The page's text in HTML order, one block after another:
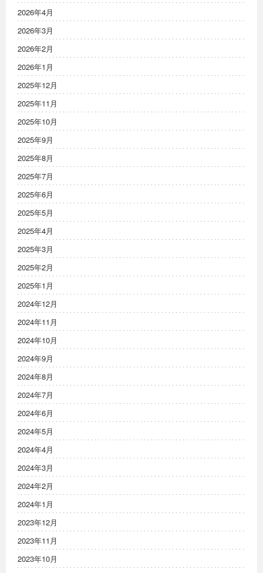
2026年4月
2026年3月
2026年2月
2026年1月
2025年12月
2025年11月
2025年10月
2025年9月
2025年8月
2025年7月
2025年6月
2025年5月
2025年4月
2025年3月
2025年2月
2025年1月
2024年12月
2024年11月
2024年10月
2024年9月
2024年8月
2024年7月
2024年6月
2024年5月
2024年4月
2024年3月
2024年2月
2024年1月
2023年12月
2023年11月
2023年10月